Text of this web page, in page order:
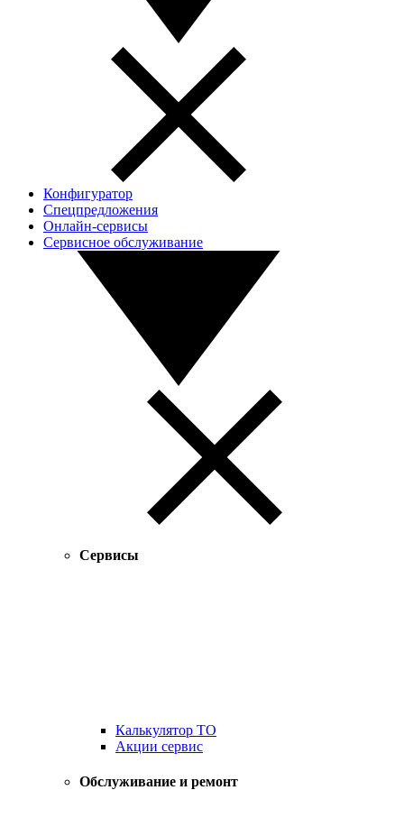
Конфигуратор
Спецпредложения
Онлайн-сервисы
Сервисное обслуживание
Сервисы
Калькулятор ТО
Акции сервис
Обслуживание и ремонт